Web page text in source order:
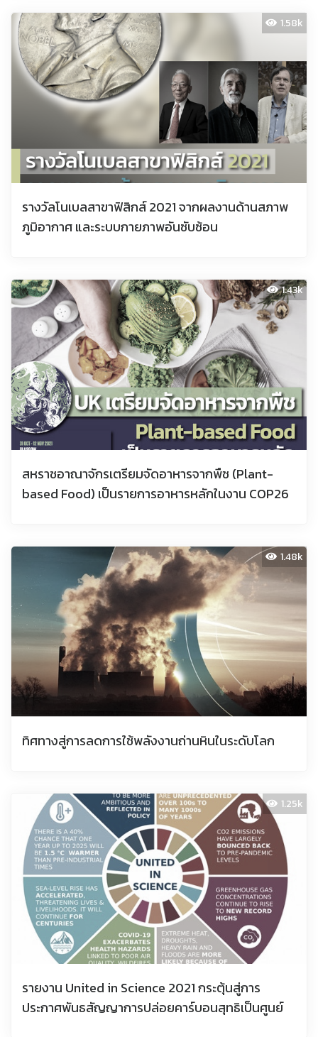
1.58k
รางวัลโนเบลสาขาฟิสิกส์ 2021 จากผลงานด้านสภาพ
ภูมิอากาศ และระบบกายภาพอันซับซ้อน
1.43k
สหราชอาณาจักรเตรียมจัดอาหารจากพืช (Plant-
based Food) เป็นรายการอาหารหลักในงาน COP26
1.48k
ทิศทางสู่การลดการใช้พลังงานถ่านหินในระดับโลก
1.25k
รายงาน United in Science 2021 กระตุ้นสู่การ
ประกาศพันธสัญญาการปล่อยคาร์บอนสุทธิเป็นศูนย์